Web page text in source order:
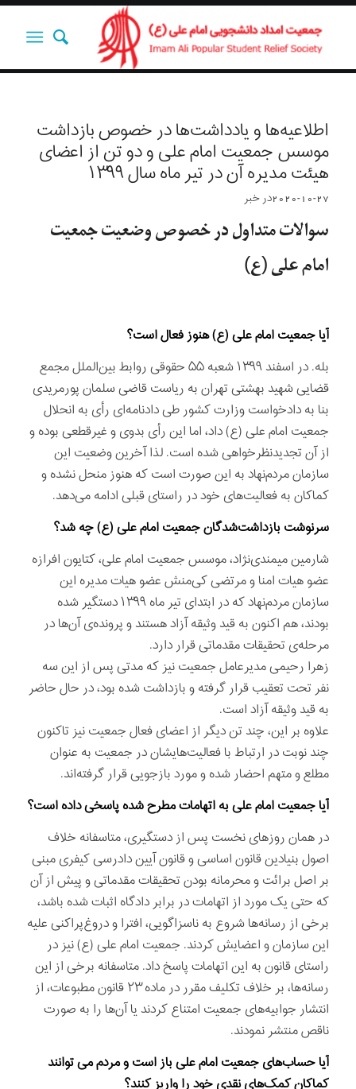
اطلاعیه‌ها و یادداشت‌ها در خصوص بازداشت
موسس جمعیت امام علی و دو تن از اعضای
هیئت مدیره آن در تیر ماه سال ۱۳۹۹
2020-10-27درخبر
سوالات متداول در خصوص وضعیت جمعیت
امام علی (ع)
آیا جمعیت امام علی (ع) هنوز فعال است؟
بله. در اسفند ۱۳۹۹ شعبه ۵۵ حقوقی روابط بین‌الملل مجمع
قضایی شهید بهشتی تهران به ریاست قاضی سلمان پورمریدی
بنا به دادخواست وزارت کشور طی دادنامه‌ای رأی به انحلال
جمعیت امام علی (ع) داد، اما این رأی بدوی و غیرقطعی بوده و
از آن تجدیدنظرخواهی شده است. لذا آخرین وضعیت این
سازمان مردم‌نهاد به این صورت است که هنوز منحل نشده و
کماکان به فعالیت‌های خود در راستای قبلی ادامه می‌دهد.
سرنوشت بازداشت‌شدگان جمعیت امام علی (ع) چه شد؟
شارمین میمندی‌نژاد، موسس جمعیت امام علی، کتایون افرازه
عضو هیات امنا و مرتضی کی‌منش عضو هیات مدیره این
سازمان مردم‌نهاد که در ابتدای تیر ماه ۱۳۹۹ دستگیر شده
بودند، هم اکنون به قید وثیقه آزاد هستند و پرونده‌ی آن‌ها در
مرحله‌ی تحقیقات مقدماتی قرار دارد.
زهرا رحیمی مدیرعامل جمعیت نیز که مدتی پس از این سه
نفر تحت تعقیب قرار گرفته و بازداشت شده بود، در حال حاضر
به قید وثیقه آزاد است.
علاوه بر این، چند تن دیگر از اعضای فعال جمعیت نیز تاکنون
چند نوبت در ارتباط با فعالیت‌هایشان در جمعیت به عنوان
مطلع و متهم احضار شده و مورد بازجویی قرار گرفته‌اند.
آیا جمعیت امام علی به اتهامات مطرح شده پاسخی داده است؟
در همان روزهای نخست پس از دستگیری، متاسفانه خلاف
اصول بنیادین قانون اساسی و قانون آیین دادرسی کیفری مبنی
بر اصل برائت و محرمانه بودن تحقیقات مقدماتی و پیش از آن
که حتی یک مورد از اتهامات در برابر دادگاه اثبات شده باشد،
برخی از رسانه‌ها شروع به ناسزاگویی، افترا و دروغ‌پراکنی علیه
این سازمان و اعضایش کردند. جمعیت امام علی (ع) نیز در
راستای قانون به این اتهامات پاسخ داد. متاسفانه برخی از این
رسانه‌ها، بر خلاف تکلیف مقرر در ماده ۲۳ قانون مطبوعات، از
انتشار جوابیه‌های جمعیت امتناع کردند یا آن‌ها را به صورت
ناقص منتشر نمودند.
آیا حساب‌های جمعیت امام علی باز است و مردم می توانند